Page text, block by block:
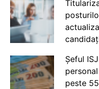
Șeful
peste